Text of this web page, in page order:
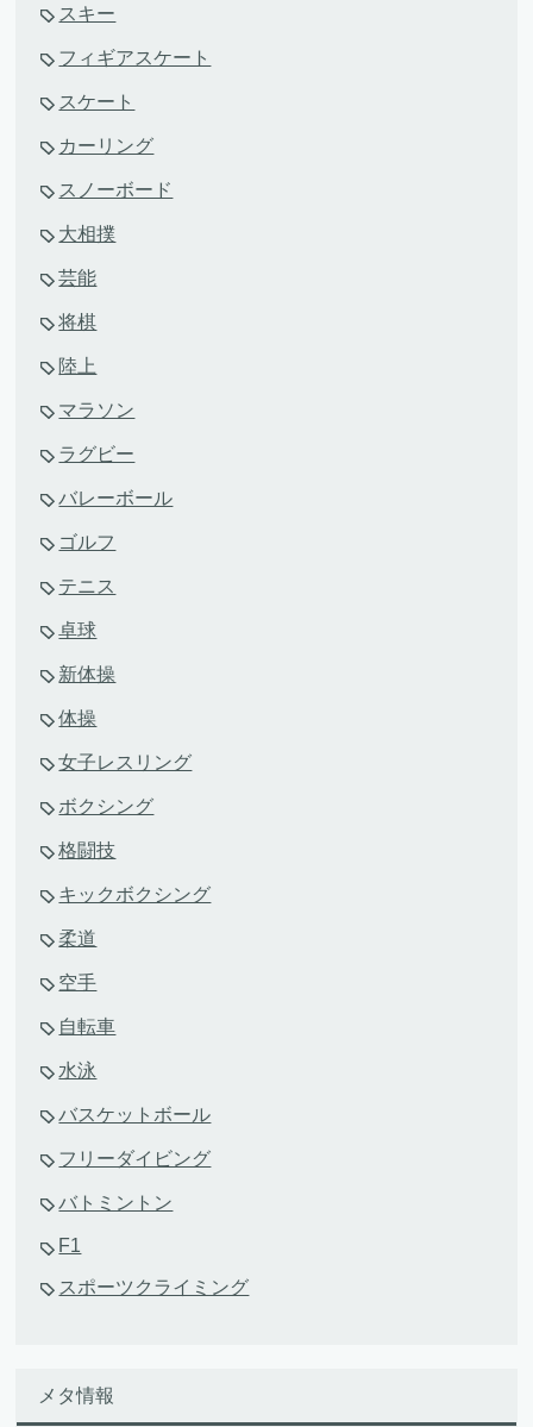
スキー
フィギアスケート
スケート
カーリング
スノーボード
大相撲
芸能
将棋
陸上
マラソン
ラグビー
バレーボール
ゴルフ
テニス
卓球
新体操
体操
女子レスリング
ボクシング
格闘技
キックボクシング
柔道
空手
自転車
水泳
バスケットボール
フリーダイビング
バトミントン
F1
スポーツクライミング
メタ情報